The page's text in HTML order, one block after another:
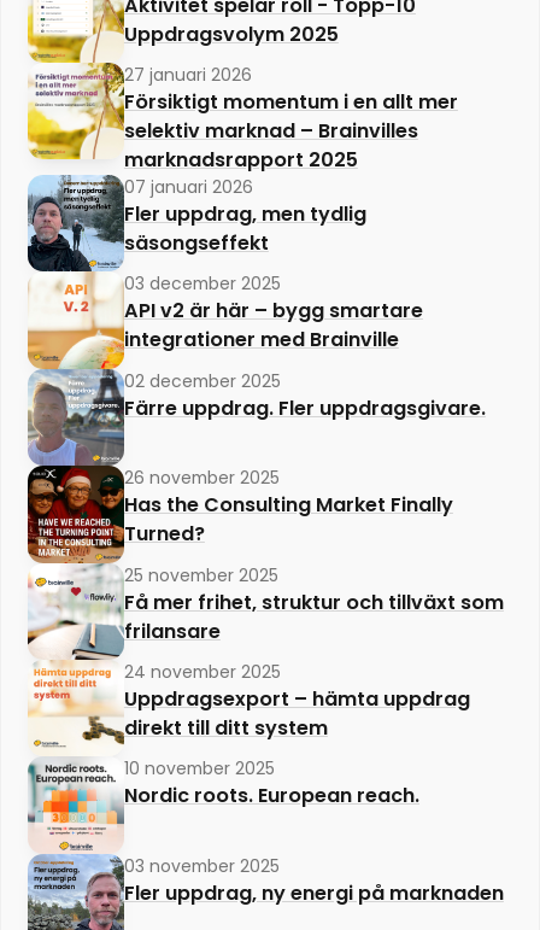
Uppdragsvolym 2025
27 januari 2026
Försiktigt momentum i en allt mer
selektiv marknad – Brainvilles
marknadsrapport 2025
07 januari 2026
Fler uppdrag, men tydlig
säsongseffekt
03 december 2025
API v2 är här – bygg smartare
integrationer med Brainville
02 december 2025
Färre uppdrag. Fler uppdragsgivare.
26 november 2025
Has the Consulting Market Finally
Turned?
25 november 2025
Få mer frihet, struktur och tillväxt som
frilansare
24 november 2025
Uppdragsexport – hämta uppdrag
direkt till ditt system
10 november 2025
Nordic roots. European reach.
03 november 2025
Fler uppdrag, ny energi på marknaden